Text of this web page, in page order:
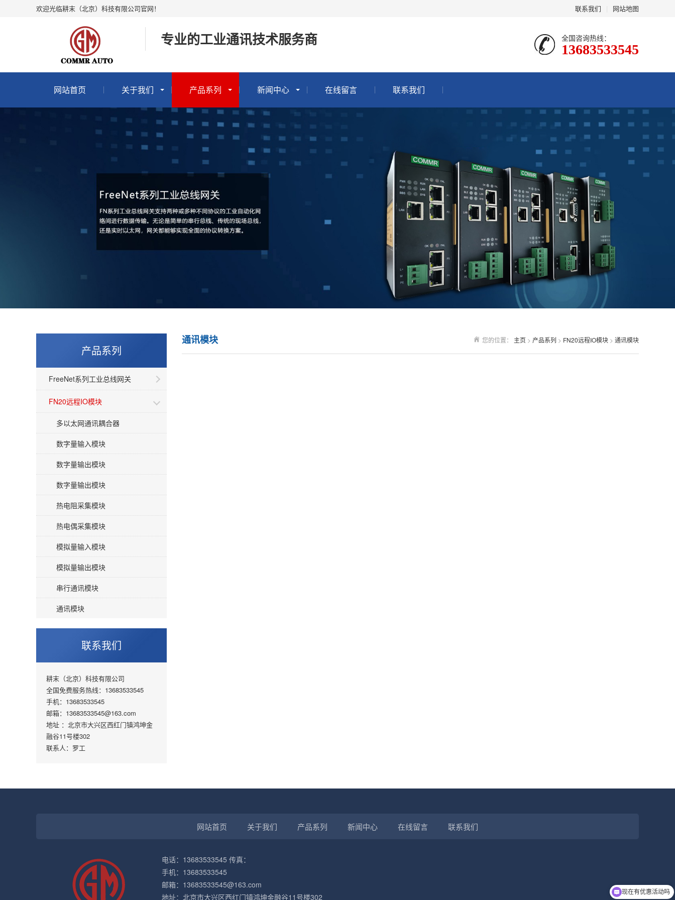
联系我们 网站地图
欢迎光临耕末（北京）科技有限公司官网！
专业的工业通讯技术服务商 全国咨询热线：
13683533545
网站首页 关于我们 产品系列 新闻中心 在线留言 联系我们
产品系列
FreeNet系列工业总线网关
FN20远程IO模块
多以太网通讯耦合器
数字量输入模块
数字量输出模块
数字量输出模块
热电阻采集模块
热电偶采集模块
模拟量输入模块
模拟量输出模块
串行通讯模块
通讯模块
联系我们
耕末（北京）科技有限公司
全国免费服务热线：13683533545
手机：13683533545
邮箱：13683533545@163.com
地址 ：北京市大兴区西红门镇鸿坤金
融谷11号楼302
联系人：罗工
您的位置： 主页 > 产品系列 > FN20远程IO模块 > 通讯模块
通讯模块
网站首页 关于我们 产品系列 新闻中心 在线留言 联系我们
电话：13683533545 传真：
手机：13683533545
邮箱：13683533545@163.com
地址：北京市大兴区西红门镇鸿坤金融谷11号楼302
现在有优惠活动吗